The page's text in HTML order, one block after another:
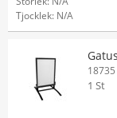
Tjocklek: N/A
18735
1 St